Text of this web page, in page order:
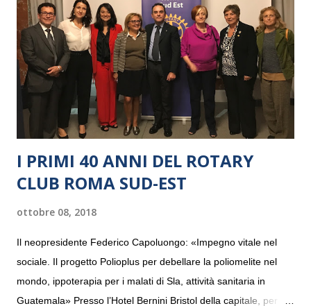
I PRIMI 40 ANNI DEL ROTARY
CLUB ROMA SUD-EST
ottobre 08, 2018
Il neopresidente Federico Capoluongo: «Impegno vitale nel
sociale. Il progetto Polioplus per debellare la poliomelite nel
mondo, ippoterapia per i malati di Sla, attività sanitaria in
Guatemala» Presso l’Hotel Bernini Bristol della capitale, per la